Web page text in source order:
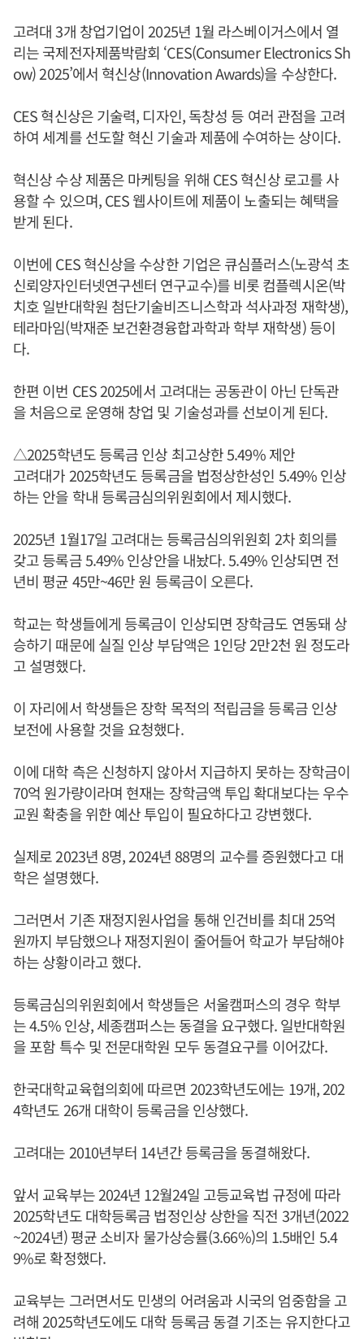
고려대 3개 창업기업이 2025년 1월 라스베이거스에서 열
리는 국제전자제품박람회 ‘CES(Consumer Electronics Sh
ow) 2025’에서 혁신상(Innovation Awards)을 수상한다.
CES 혁신상은 기술력, 디자인, 독창성 등 여러 관점을 고려
하여 세계를 선도할 혁신 기술과 제품에 수여하는 상이다.
혁신상 수상 제품은 마케팅을 위해 CES 혁신상 로고를 사
용할 수 있으며, CES 웹사이트에 제품이 노출되는 혜택을
받게 된다.
이번에 CES 혁신상을 수상한 기업은 큐심플러스(노광석 초
신뢰양자인터넷연구센터 연구교수)를 비롯 컴플렉시온(박
치호 일반대학원 첨단기술비즈니스학과 석사과정 재학생),
테라마임(박재준 보건환경융합과학과 학부 재학생) 등이
다.
한편 이번 CES 2025에서 고려대는 공동관이 아닌 단독관
을 처음으로 운영해 창업 및 기술성과를 선보이게 된다.
△2025학년도 등록금 인상 최고상한 5.49% 제안
고려대가 2025학년도 등록금을 법정상한성인 5.49% 인상
하는 안을 학내 등록금심의위원회에서 제시했다.
2025년 1월17일 고려대는 등록금심의위원회 2차 회의를
갖고 등록금 5.49% 인상안을 내놨다. 5.49% 인상되면 전
년비 평균 45만~46만 원 등록금이 오른다.
학교는 학생들에게 등록금이 인상되면 장학금도 연동돼 상
승하기 때문에 실질 인상 부담액은 1인당 2만2천 원 정도라
고 설명했다.
이 자리에서 학생들은 장학 목적의 적립금을 등록금 인상
보전에 사용할 것을 요청했다.
이에 대학 측은 신청하지 않아서 지급하지 못하는 장학금이
70억 원가량이라며 현재는 장학금액 투입 확대보다는 우수
교원 확충을 위한 예산 투입이 필요하다고 강변했다.
실제로 2023년 8명, 2024년 88명의 교수를 증원했다고 대
학은 설명했다.
그러면서 기존 재정지원사업을 통해 인건비를 최대 25억
원까지 부담했으나 재정지원이 줄어들어 학교가 부담해야
하는 상황이라고 했다.
등록금심의위원회에서 학생들은 서울캠퍼스의 경우 학부
는 4.5% 인상, 세종캠퍼스는 동결을 요구했다. 일반대학원
을 포함 특수 및 전문대학원 모두 동결요구를 이어갔다.
한국대학교육협의회에 따르면 2023학년도에는 19개, 202
4학년도 26개 대학이 등록금을 인상했다.
고려대는 2010년부터 14년간 등록금을 동결해왔다.
앞서 교육부는 2024년 12월24일 고등교육법 규정에 따라
2025학년도 대학등록금 법정인상 상한을 직전 3개년(2022
~2024년) 평균 소비자 물가상승률(3.66%)의 1.5배인 5.4
9%로 확정했다.
교육부는 그러면서도 민생의 어려움과 시국의 엄중함을 고
려해 2025학년도에도 대학 등록금 동결 기조는 유지한다고